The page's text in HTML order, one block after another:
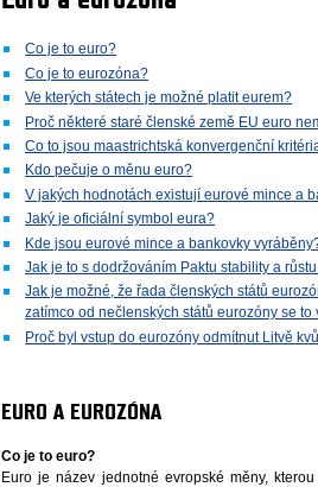
Co je to euro?
Co je to eurozóna?
Ve kterých státech je možné platit eurem?
Proč některé staré členské země EU euro
Co to jsou maastrichtská konvergenční
Kdo pečuje o měnu euro?
V jakých hodnotách existují eurové mince a
Jaký je oficiální symbol eura?
Kde jsou eurové mince a bankovky
Jak je to s dodržováním Paktu stability a
Jak je možné, že řada členských států
zatímco od nečlenských států eurozóny se to
Proč byl vstup do eurozóny odmítnut Litvě
EURO A EUROZÓNA
Co je to euro?
Euro je název jednotné evropské měny,